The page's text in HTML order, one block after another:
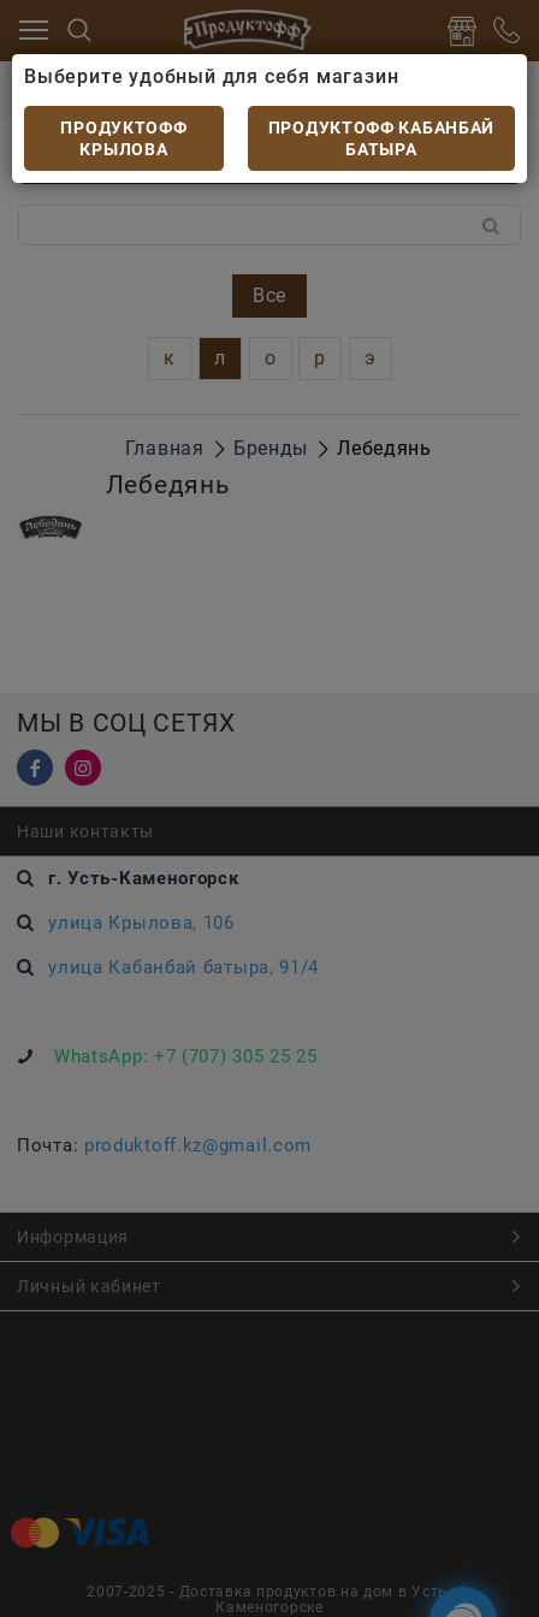
Все
к л о р э
Главная Бренды Лебедянь
Лебедянь
МЫ В СОЦ СЕТЯХ
Наши контакты
г. Усть-Каменогорск
улица Крылова, 106
улица Кабанбай батыра, 91/4
WhatsApp: +7 (707) 305 25 25
Почта: produktoff.kz@gmail.com
Информация
Личный кабинет
2007-2025 - Доставка продуктов на дом в Усть-
Каменогорске
Выберите удобный для себя магазин
ПРОДУКТОФФ
КРЫЛОВА
ПРОДУКТОФФ КАБАНБАЙ
БАТЫРА